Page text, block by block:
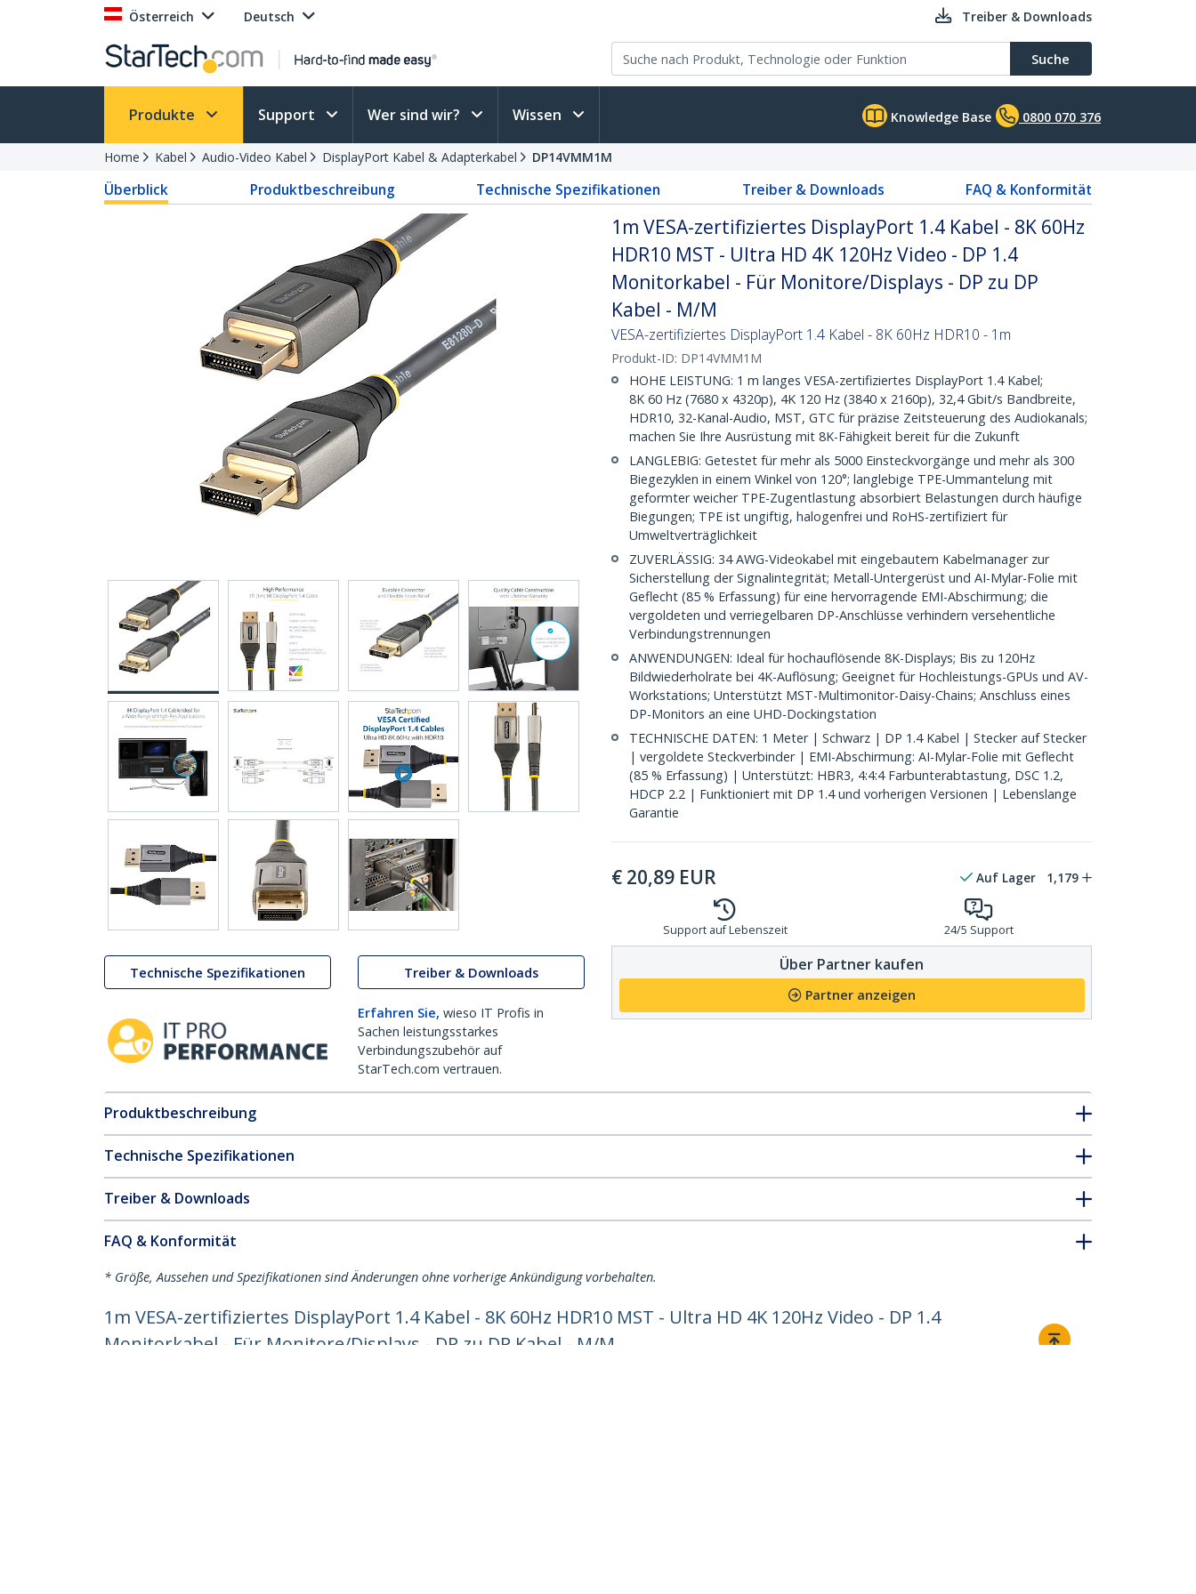
Österreich Deutsch Treiber & Downloads
Suche
Produkte Support Wer sind wir? Wissen Knowledge Base 0800 070 376
Home Kabel Audio-Video Kabel DisplayPort Kabel & Adapterkabel DP14VMM1M
Überblick Produktbeschreibung Technische Spezifikationen Treiber & Downloads FAQ & Konformität
Technische Spezifikationen Treiber & Downloads
Erfahren Sie, wieso IT Profis in
Sachen leistungsstarkes
Verbindungszubehör auf
StarTech.com vertrauen.
1m VESA-zertifiziertes DisplayPort 1.4 Kabel - 8K 60Hz
HDR10 MST - Ultra HD 4K 120Hz Video - DP 1.4
Monitorkabel - Für Monitore/Displays - DP zu DP
Kabel - M/M
VESA-zertifiziertes DisplayPort 1.4 Kabel - 8K 60Hz HDR10 - 1m
Produkt-ID: DP14VMM1M
HOHE LEISTUNG: 1 m langes VESA-zertifiziertes DisplayPort 1.4 Kabel;
8K 60 Hz (7680 x 4320p), 4K 120 Hz (3840 x 2160p), 32,4 Gbit/s Bandbreite,
HDR10, 32-Kanal-Audio, MST, GTC für präzise Zeitsteuerung des Audiokanals;
machen Sie Ihre Ausrüstung mit 8K-Fähigkeit bereit für die Zukunft
LANGLEBIG: Getestet für mehr als 5000 Einsteckvorgänge und mehr als 300
Biegezyklen in einem Winkel von 120°; langlebige TPE-Ummantelung mit
geformter weicher TPE-Zugentlastung absorbiert Belastungen durch häufige
Biegungen; TPE ist ungiftig, halogenfrei und RoHS-zertifiziert für
Umweltverträglichkeit
ZUVERLÄSSIG: 34 AWG-Videokabel mit eingebautem Kabelmanager zur
Sicherstellung der Signalintegrität; Metall-Untergerüst und AI-Mylar-Folie mit
Geflecht (85 % Erfassung) für eine hervorragende EMI-Abschirmung; die
vergoldeten und verriegelbaren DP-Anschlüsse verhindern versehentliche
Verbindungstrennungen
ANWENDUNGEN: Ideal für hochauflösende 8K-Displays; Bis zu 120Hz
Bildwiederholrate bei 4K-Auflösung; Geeignet für Hochleistungs-GPUs und AV-
Workstations; Unterstützt MST-Multimonitor-Daisy-Chains; Anschluss eines
DP-Monitors an eine UHD-Dockingstation
TECHNISCHE DATEN: 1 Meter | Schwarz | DP 1.4 Kabel | Stecker auf Stecker
| vergoldete Steckverbinder | EMI-Abschirmung: AI-Mylar-Folie mit Geflecht
(85 % Erfassung) | Unterstützt: HBR3, 4:4:4 Farbunterabtastung, DSC 1.2,
HDCP 2.2 | Funktioniert mit DP 1.4 und vorherigen Versionen | Lebenslange
Garantie
€ 20,89 EUR Auf Lager 1,179
Support auf Lebenszeit 24/5 Support
Über Partner kaufen
Partner anzeigen
Produktbeschreibung
Technische Spezifikationen
Treiber & Downloads
FAQ & Konformität
* Größe, Aussehen und Spezifikationen sind Änderungen ohne vorherige Ankündigung vorbehalten.
1m VESA-zertifiziertes DisplayPort 1.4 Kabel - 8K 60Hz HDR10 MST - Ultra HD 4K 120Hz Video - DP 1.4
Monitorkabel - Für Monitore/Displays - DP zu DP Kabel - M/M